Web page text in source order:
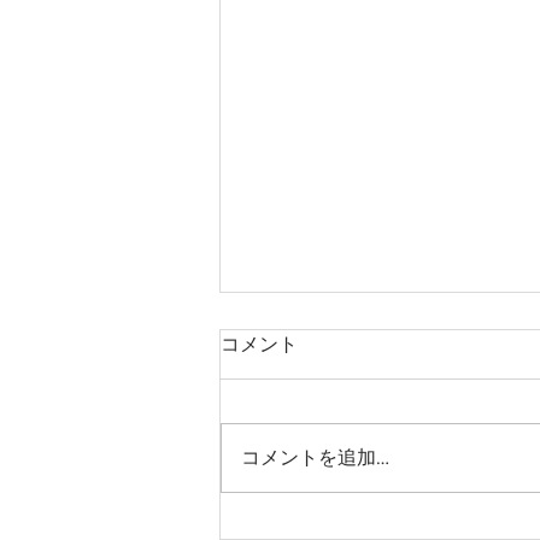
3人でノックアウトされてき
の余韻〜が抜けない31期のひろで
す！ 土日はクリスマスでしたが
コメント
コメントを追加…